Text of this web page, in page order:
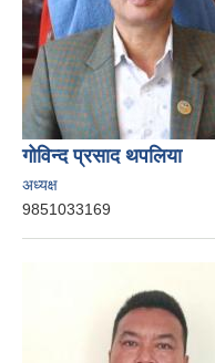
गोविन्द प्रसाद थपलिया
अध्यक्ष
9851033169